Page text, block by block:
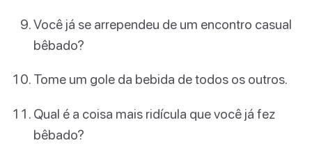
Você já se arrependeu de um encontro casual
bêbado?
Tome um gole da bebida de todos os outros.
Qual é a coisa mais ridícula que você já fez
bêbado?